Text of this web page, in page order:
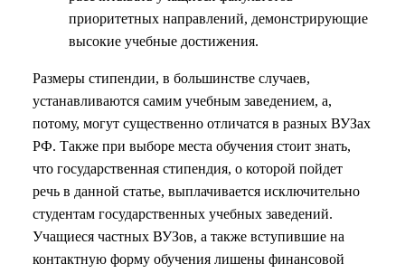
приоритетных направлений, демонстрирующие
высокие учебные достижения.
Размеры стипендии, в большинстве случаев,
устанавливаются самим учебным заведением, а,
потому, могут существенно отличатся в разных ВУЗах
РФ. Также при выборе места обучения стоит знать,
что государственная стипендия, о которой пойдет
речь в данной статье, выплачивается исключительно
студентам государственных учебных заведений.
Учащиеся частных ВУЗов, а также вступившие на
контактную форму обучения лишены финансовой